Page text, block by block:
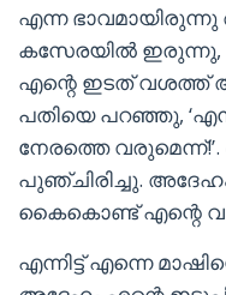
എന്ന
കസേരയിൽ
എന്റെ ഇടത് വശത്ത്
പതിയെ പറഞ്ഞു,
നേരത്തെ
പുഞ്ചിരിച്ചു.
കൈകൊണ്ട് എന്റെ
എന്നിട്ട് എന്നെ